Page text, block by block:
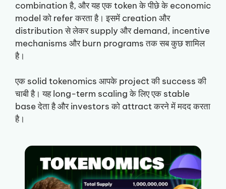
combination है, और यह एक token के पीछे के economic
model को refer करता है। इसमें creation और
distribution से लेकर supply और demand, incentive
mechanisms और burn programs तक सब कुछ शामिल
है।
एक solid tokenomics आपके project की success की
चाबी है। यह long-term scaling के लिए एक stable
base देता है और investors को attract करने में मदद करता
है।